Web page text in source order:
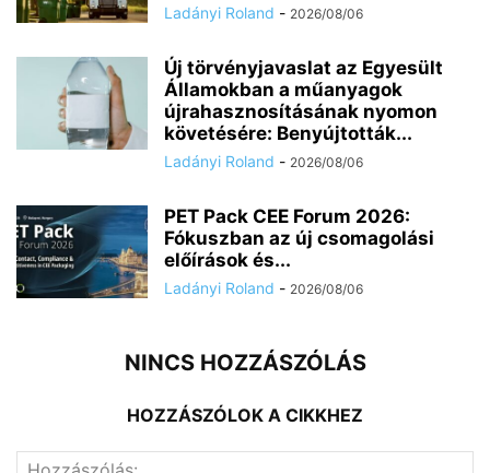
Ladányi Roland - 2026/08/06
Új törvényjavaslat az Egyesült
Államokban a műanyagok
újrahasznosításának nyomon
követésére: Benyújtották...
Ladányi Roland - 2026/08/06
PET Pack CEE Forum 2026:
Fókuszban az új csomagolási
előírások és...
Ladányi Roland - 2026/08/06
NINCS HOZZÁSZÓLÁS
HOZZÁSZÓLOK A CIKKHEZ